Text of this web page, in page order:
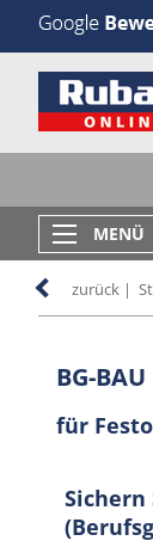
MENÜ
zurück |
BG-
für
Sichern